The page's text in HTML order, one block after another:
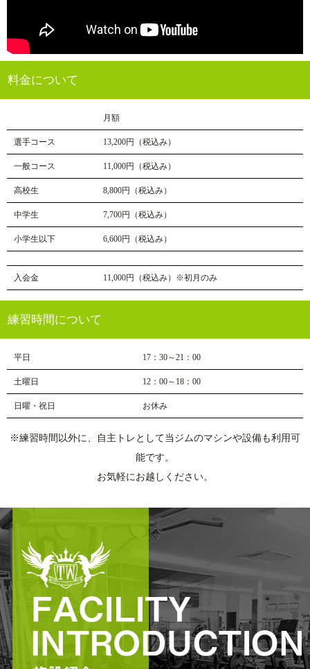
料金について
月額
選手コース 13,200円（税込み）
一般コース 11,000円（税込み）
高校生 8,800円（税込み）
中学生 7,700円（税込み）
小学生以下 6,600円（税込み）
入会金 11,000円（税込み）※初月のみ
練習時間について
平日 17：30～21：00
土曜日 12：00～18：00
日曜・祝日 お休み
※練習時間以外に、自主トレとして当ジムのマシンや設備も利用可
能です。
お気軽にお越しください。